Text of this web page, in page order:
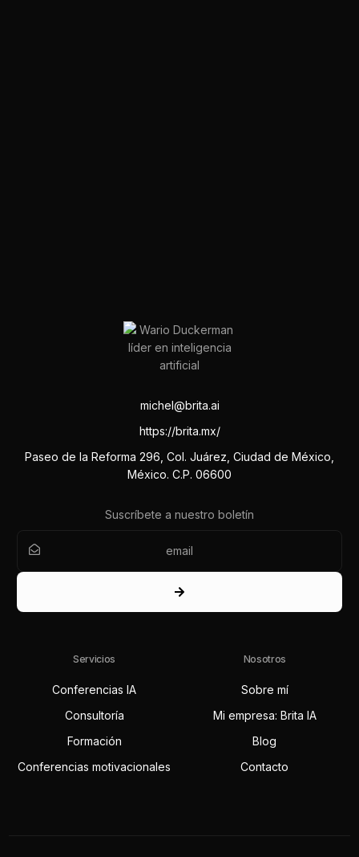
michel@brita.ai
https://brita.mx/
Paseo de la Reforma 296, Col. Juárez, Ciudad de México,
México. C.P. 06600
Suscríbete a nuestro boletín
Servicios
Conferencias IA
Consultoría
Formación
Conferencias motivacionales
Nosotros
Sobre mí
Mi empresa: Brita IA
Blog
Contacto